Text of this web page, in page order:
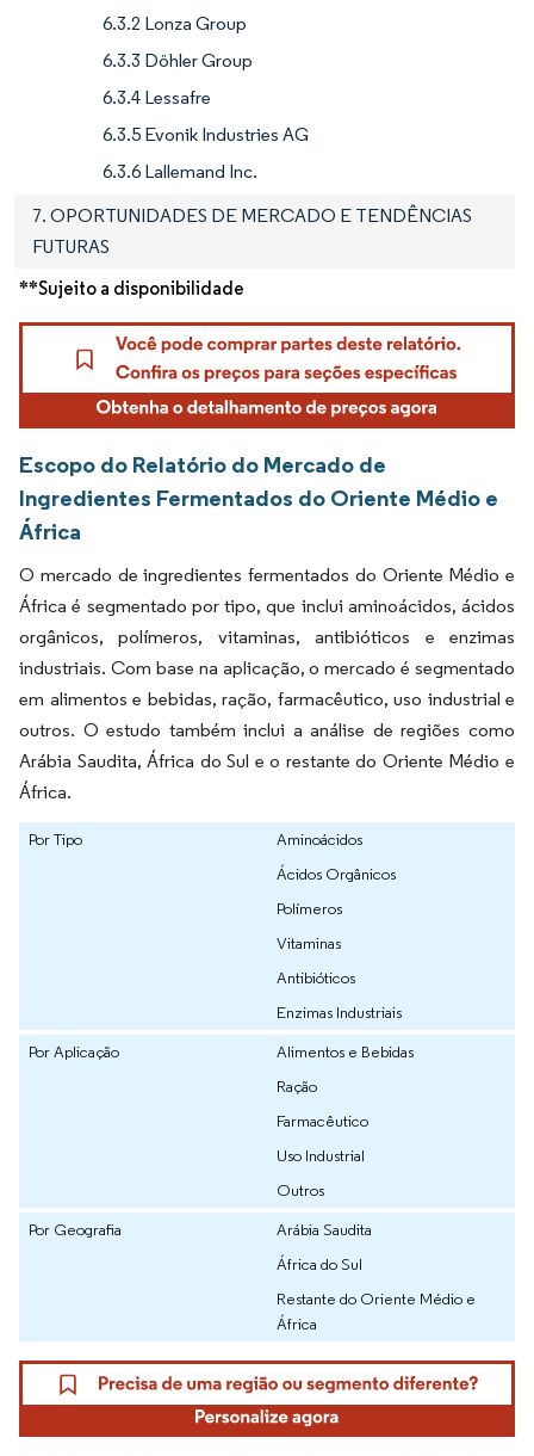
6.3.2 Lonza Group
6.3.3 Döhler Group
6.3.4 Lessafre
6.3.5 Evonik Industries AG
6.3.6 Lallemand Inc.
7. OPORTUNIDADES DE MERCADO E TENDÊNCIAS
FUTURAS
**Sujeito a disponibilidade
Escopo do Relatório do Mercado de
Ingredientes Fermentados do Oriente Médio e
África
O mercado de ingredientes fermentados do Oriente Médio e
África é segmentado por tipo, que inclui aminoácidos, ácidos
orgânicos, polímeros, vitaminas, antibióticos e enzimas
industriais. Com base na aplicação, o mercado é segmentado
em alimentos e bebidas, ração, farmacêutico, uso industrial e
outros. O estudo também inclui a análise de regiões como
Arábia Saudita, África do Sul e o restante do Oriente Médio e
África.
Por Tipo
Aminoácidos
Ácidos Orgânicos
Polímeros
Vitaminas
Antibióticos
Enzimas Industriais
Por Aplicação
Alimentos e Bebidas
Ração
Farmacêutico
Uso Industrial
Outros
Por Geografia
Arábia Saudita
África do Sul
Restante do Oriente Médio e
África